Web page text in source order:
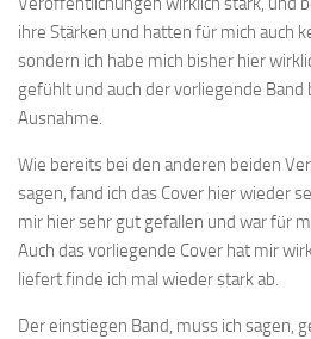
ihre Stärken und hatten für mich auch
sondern ich habe mich bisher hier
gefühlt und auch der vorliegende Band
Ausnahme.
Wie bereits bei den anderen beiden
sagen, fand ich das Cover hier wieder
mir hier sehr gut gefallen und war für
Auch das vorliegende Cover hat mir
liefert finde ich mal wieder stark ab.
Der einstiegen Band, muss ich sagen,